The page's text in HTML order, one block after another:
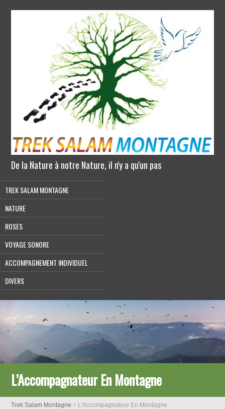
De la Nature à notre Nature, il n'y a qu'un pas
TREK SALAM MONTAGNE
NATURE
ROSES
VOYAGE SONORE
ACCOMPAGNEMENT INDIVIDUEL
DIVERS
L’Accompagnateur En Montagne
Trek Salam Montagne > L’Accompagnateur En Montagne